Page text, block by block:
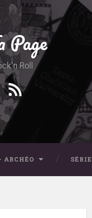
Page
Roll
Feed
RSS
ARCHÉO